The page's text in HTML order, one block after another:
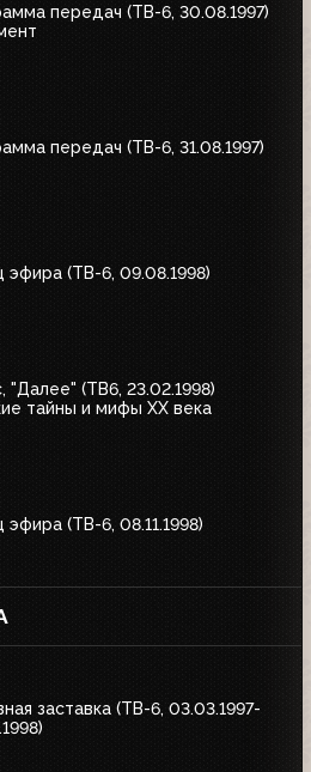
передач (ТВ-6, 30.08.1997)
передач (ТВ-6, 31.08.1997)
эфира (ТВ-6, 09.08.1998)
"Далее" (ТВ6, 23.02.1998)
тайны и мифы XX века
эфира (ТВ-6, 08.11.1998)
заставка (ТВ-6, 03.03.1997-